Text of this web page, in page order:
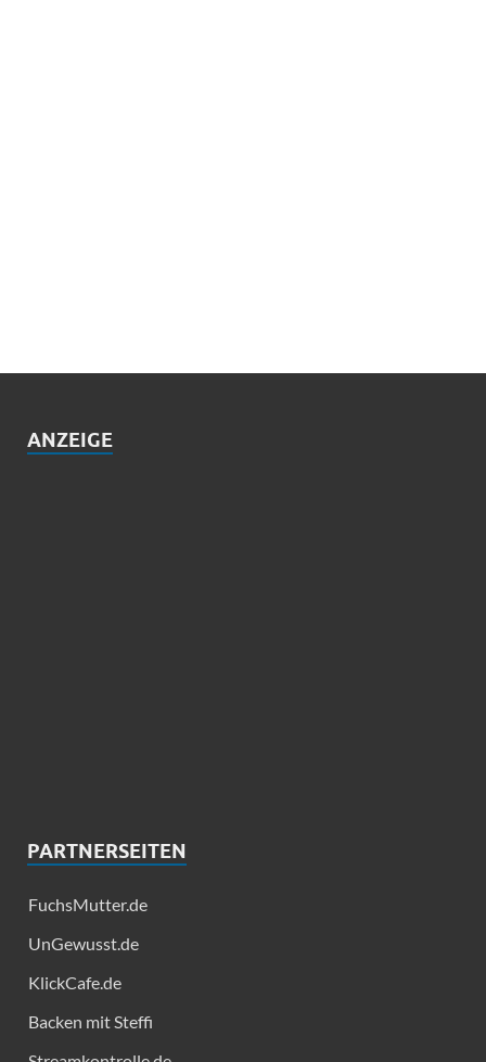
ANZEIGE
PARTNERSEITEN
FuchsMutter.de
UnGewusst.de
KlickCafe.de
Backen mit Steffi